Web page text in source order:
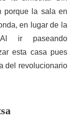
porque la sala en
en lugar de la
Al ir paseando
esta casa pues
del revolucionario